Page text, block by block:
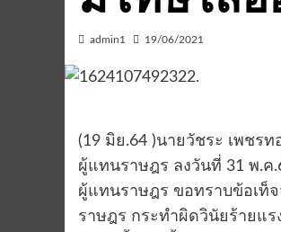
admin1 19/06/2021
(19 มิย.64 )นายวัชระ เพชร
ผู้แทนราษฎร ลงวันที่ 31 พ.ค
ผู้แทนราษฎร ขอทราบข้อเท็
ราษฎร กระทำผิดวินัยร้ายแ